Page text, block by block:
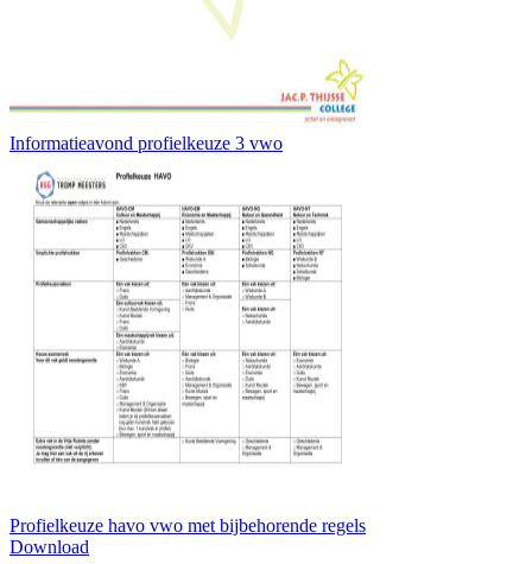
Informatieavond profielkeuze 3 vwo
Profielkeuze havo vwo met bijbehorende regels
Download